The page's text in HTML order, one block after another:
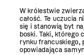
W królestwie
całość. Te uczucia
się i stanowią byt
boski. Taki, którego
rynku francuskiego,
opowiadająca